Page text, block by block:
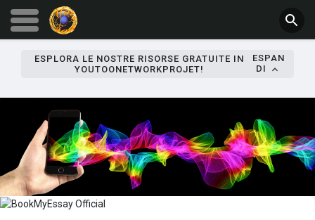
ESPLORA LE NOSTRE RISORSE GRATUITE IN
YOUTOONETWORKPROJET!
ESPAN
DI